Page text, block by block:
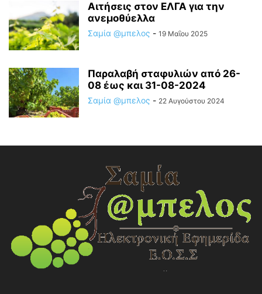
Αιτήσεις στον ΕΛΓΑ για την
ανεμοθύελλα
Σαμία @μπελος - 19 Μαΐου 2025
Παραλαβή σταφυλιών από 26-
08 έως και 31-08-2024
Σαμία @μπελος - 22 Αυγούστου 2024